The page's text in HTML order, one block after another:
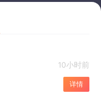
10小时前
详情